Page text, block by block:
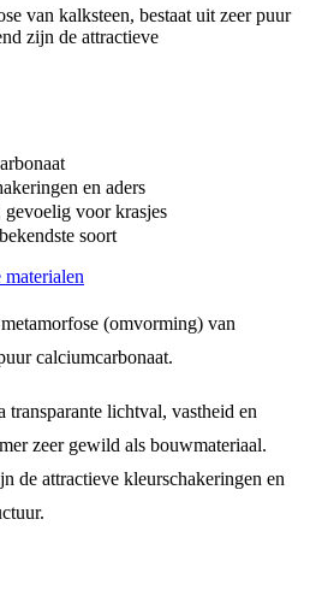
van kalksteen, bestaat uit zeer puur
zijn de attractieve
en aders
voor krasjes
soort
(omvorming) van
calciumcarbonaat.
lichtval, vastheid en
zeer gewild als bouwmateriaal.
de attractieve kleurschakeringen en